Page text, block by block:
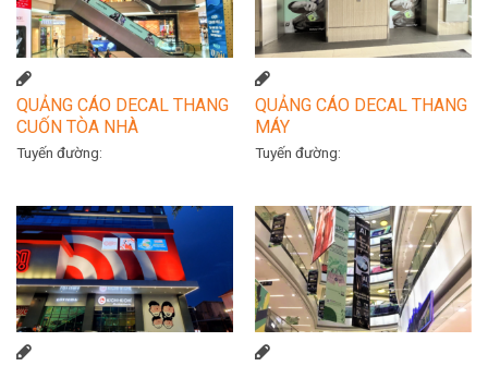
QUẢNG CÁO DECAL THANG
CUỐN TÒA NHÀ
Tuyến đường:
QUẢNG CÁO DECAL THANG
MÁY
Tuyến đường: